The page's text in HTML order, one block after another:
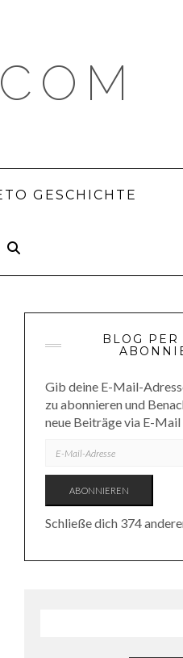
GESCHICHTE
BLOG
Gib deine E-Mail-
zu abonnieren und
neue Beiträge via E-Mail
MAIL-
ABONNIEREN
Schließe dich 374